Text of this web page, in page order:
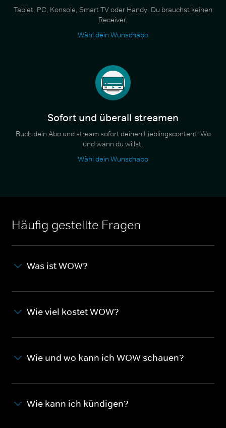
Tablet, PC, Konsole, Smart TV oder Handy. Du brauchst keinen
Receiver.
Wähl dein Wunschabo
Sofort und überall streamen
Buch dein Abo und stream sofort deinen Lieblingscontent. Wo
und wann du willst.
Wähl dein Wunschabo
Häufig gestellte Fragen
Was ist WOW?
Wie viel kostet WOW?
Wie und wo kann ich WOW schauen?
Wie kann ich kündigen?